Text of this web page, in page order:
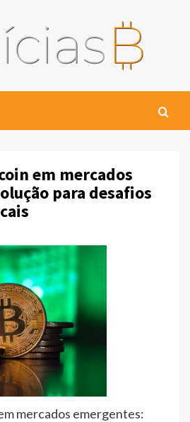
em mercados
para desafios
mercados emergentes: